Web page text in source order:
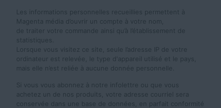
Les informations personnelles recueillies permettent à
Magenta média d’ouvrir un compte à votre nom,
de traiter votre commande ainsi qu’à l’établissement de
statistiques.
Lorsque vous visitez ce site, seule l’adresse IP de votre
ordinateur est relevée, le type d'appareil utilisé et le pays,
mais elle n’est reliée à aucune donnée personnelle.
Si vous vous abonnez à notre infolettre ou que vous
achetez un de nos produits, votre adresse courriel sera
conservée dans une base de données, en parfait conformité